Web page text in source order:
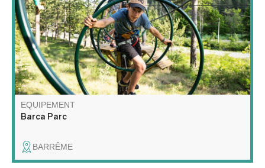
course d’orientation sur le thème des animaux de nos
forêts, escape games nature, archery touch, gelly tag et
lancer de hache !
EQUIPEMENT
Barca Parc
BARRÊME